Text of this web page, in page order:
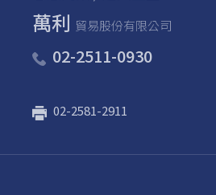
萬利 貿易股份有限公司
02-2511-0930
02-2581-2911